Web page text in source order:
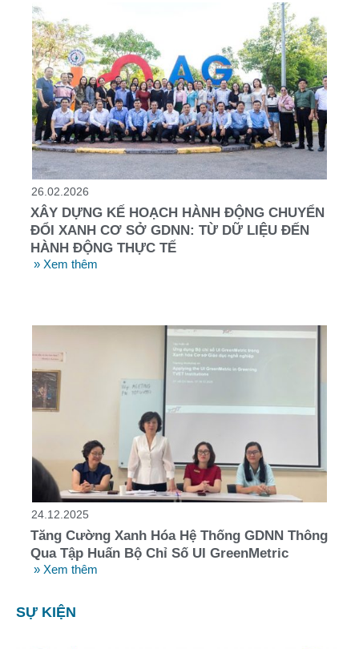
26.02.2026
XÂY DỰNG KẾ HOẠCH HÀNH ĐỘNG CHUYỂN
ĐỔI XANH CƠ SỞ GDNN: TỪ DỮ LIỆU ĐẾN
HÀNH ĐỘNG THỰC TẾ
» Xem thêm
24.12.2025
Tăng Cường Xanh Hóa Hệ Thống GDNN Thông
Qua Tập Huấn Bộ Chỉ Số UI GreenMetric
» Xem thêm
SỰ KIỆN